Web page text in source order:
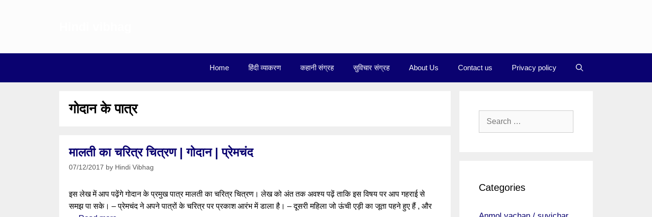
Home हिंदी व्याकरण कहानी संग्रह सुविचार संग्रह About Us Contact us Privacy policy
गोदान के पात्र
मालती का चरित्र चित्रण | गोदान | प्रेमचंद
07/12/2017 by Hindi Vibhag
इस लेख में आप पढ़ेंगे गोदान के प्रमुख पात्र मालती का चरित्र चित्रण। लेख को अंत तक अवश्य पढ़ें ताकि इस विषय पर आप गहराई से
समझ पा सके। – प्रेमचंद ने अपने पात्रों के चरित्र पर प्रकाश आरंभ में डाला है। – दूसरी महिला जो ऊंची एड़ी का जूता पहने हुए हैं , और
Search
Categories